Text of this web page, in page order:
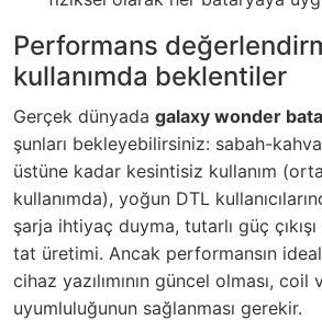
Performans
kullanımda beklentiler
Gerçek dünyada galaxy wonder
şunları bekleyebilirsiniz: sabah-
üstüne kadar kesintisiz kullanım
kullanımda), yoğun DTL
şarja ihtiyaç duyma, tutarlı güç
tat üretimi. Ancak performansın
cihaz yazılımının güncel olması, coil
uyumluluğunun sağlanması gerekir.